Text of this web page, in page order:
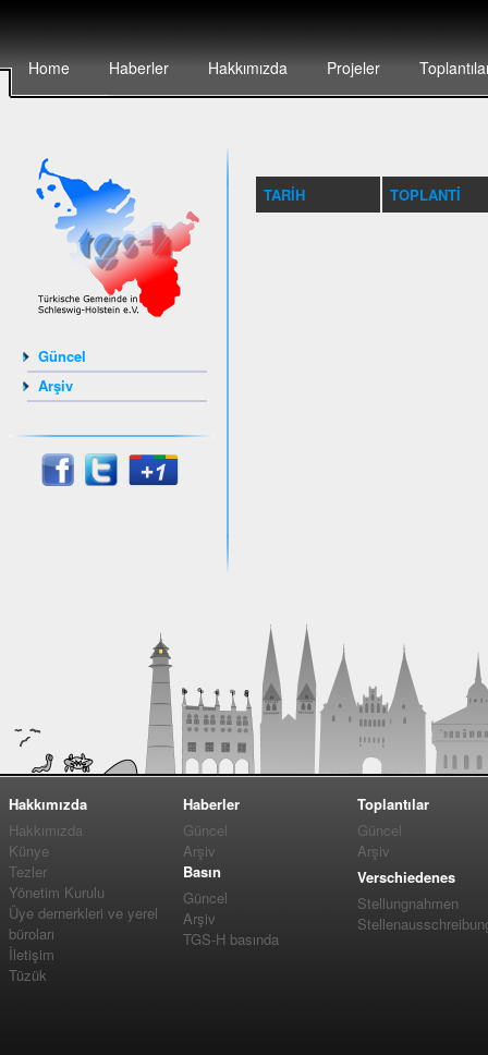
Home Haberler Hakkımızda Projeler
Güncel
Arşiv
TARIH TOPLANTI
Hakkımızda
Hakkımızda
Künye
Tezler
Yönetim Kurulu
Üye dernerkleri ve yerel
büroları
İletişim
Tüzük
Haberler
Güncel
Arşiv
Basın
Güncel
Arşiv
TGS-H basında
Toplantılar
Güncel
Arşiv
Verschiedenes
Stellungnahmen